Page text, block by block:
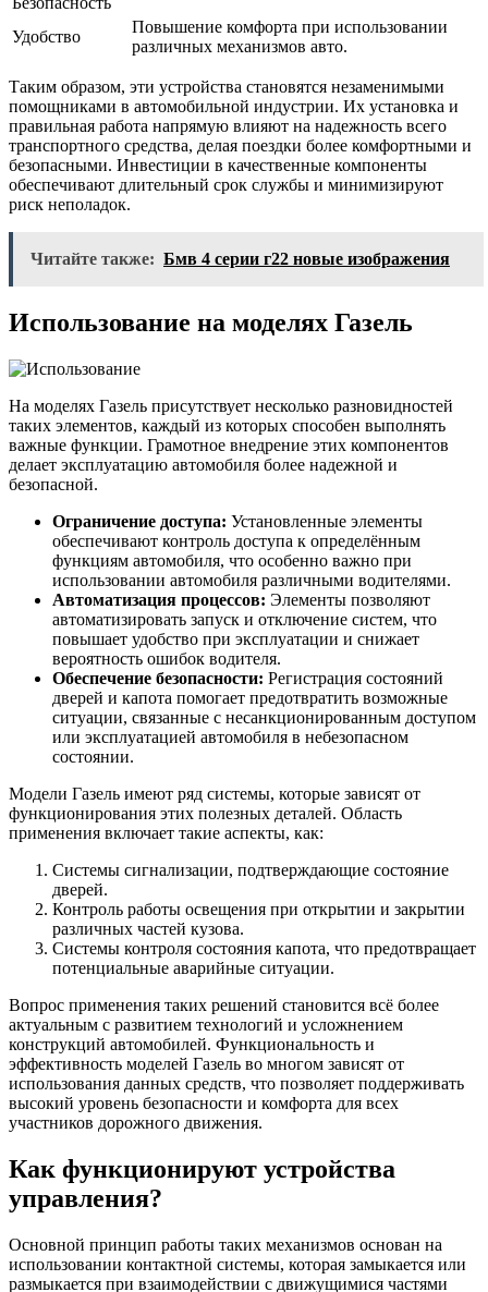
Удобство
Повышение комфорта при использовании
различных механизмов авто.
Таким образом, эти устройства становятся незаменимыми
помощниками в автомобильной индустрии. Их установка и
правильная работа напрямую влияют на надежность всего
транспортного средства, делая поездки более комфортными и
безопасными. Инвестиции в качественные компоненты
обеспечивают длительный срок службы и минимизируют
риск неполадок.
Читайте также: Бмв 4 серии г22 новые изображения
Использование на моделях Газель
На моделях Газель присутствует несколько разновидностей
таких элементов, каждый из которых способен выполнять
важные функции. Грамотное внедрение этих компонентов
делает эксплуатацию автомобиля более надежной и
безопасной.
Ограничение доступа: Установленные элементы
обеспечивают контроль доступа к определённым
функциям автомобиля, что особенно важно при
использовании автомобиля различными водителями.
Автоматизация процессов: Элементы позволяют
автоматизировать запуск и отключение систем, что
повышает удобство при эксплуатации и снижает
вероятность ошибок водителя.
Обеспечение безопасности: Регистрация состояний
дверей и капота помогает предотвратить возможные
ситуации, связанные с несанкционированным доступом
или эксплуатацией автомобиля в небезопасном
состоянии.
Модели Газель имеют ряд системы, которые зависят от
функционирования этих полезных деталей. Область
применения включает такие аспекты, как:
Системы сигнализации, подтверждающие состояние
дверей.
Контроль работы освещения при открытии и закрытии
различных частей кузова.
Системы контроля состояния капота, что предотвращает
потенциальные аварийные ситуации.
Вопрос применения таких решений становится всё более
актуальным с развитием технологий и усложнением
конструкций автомобилей. Функциональность и
эффективность моделей Газель во многом зависят от
использования данных средств, что позволяет поддерживать
высокий уровень безопасности и комфорта для всех
участников дорожного движения.
Как функционируют устройства
управления?
Основной принцип работы таких механизмов основан на
использовании контактной системы, которая замыкается или
размыкается при взаимодействии с движущимися частями